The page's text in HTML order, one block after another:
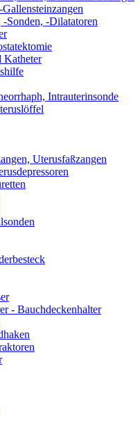
Sonden, -Dilatatoren
Katheter
Intrauterinsonde
Uterusfaßzangen
- Bauchdeckenhalter